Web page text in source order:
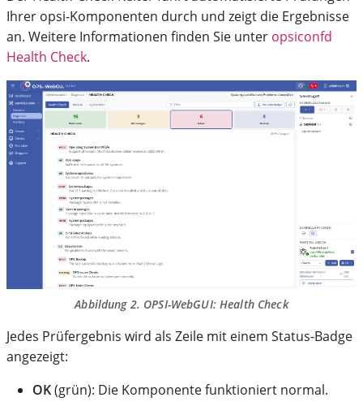
Ihrer opsi-Komponenten durch und zeigt die Ergebnisse
an. Weitere Informationen finden Sie unter opsiconfd
Health Check.
Abbildung 2. OPSI-WebGUI: Health Check
Jedes Prüfergebnis wird als Zeile mit einem Status-Badge
angezeigt:
OK(grün): Die Komponente funktioniert normal.